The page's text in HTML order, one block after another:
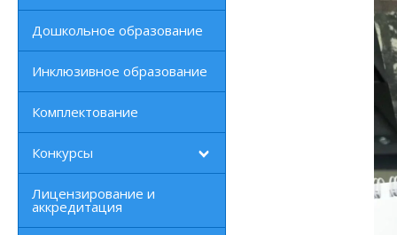
Дошкольное образование
Инклюзивное образование
Комплектование
Конкурсы
Лицензирование и
аккредитация